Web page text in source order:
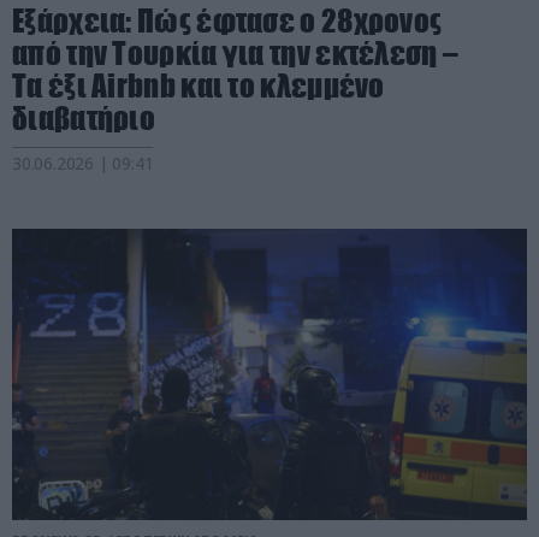
Εξάρχεια: Πώς έφτασε ο 28χρονος
από την Τουρκία για την εκτέλεση –
Τα έξι Airbnb και το κλεμμένο
διαβατήριο
30.06.2026 | 09:41